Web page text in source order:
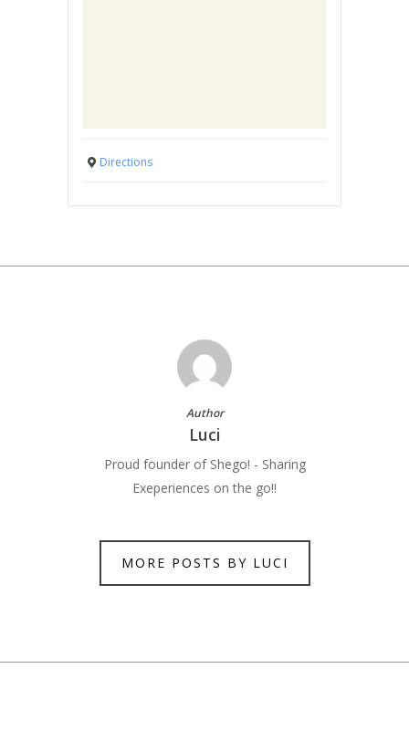
Directions
Author
Luci
Proud founder of Shego! - Sharing
Exeperiences on the go!!
MORE POSTS BY LUCI